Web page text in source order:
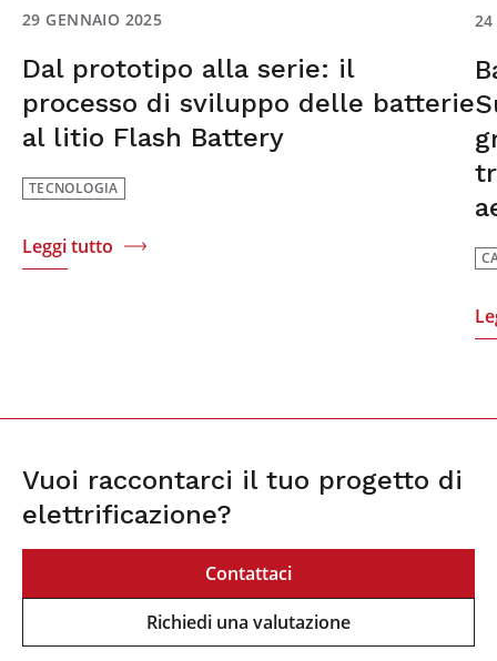
29 GENNAIO 2025
Dal prototipo alla serie: il
processo di sviluppo delle batterie
al litio Flash Battery
TECNOLOGIA
Leggi tutto
24
Vuoi raccontarci il tuo progetto di
elettrificazione?
Contattaci
Richiedi una valutazione